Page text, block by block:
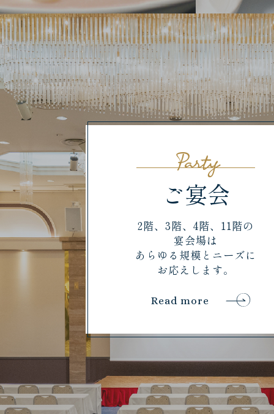
Party
ご宴会
2階、3階、4階、11階の
宴会場は
あらゆる規模とニーズに
お応えします。
Read more